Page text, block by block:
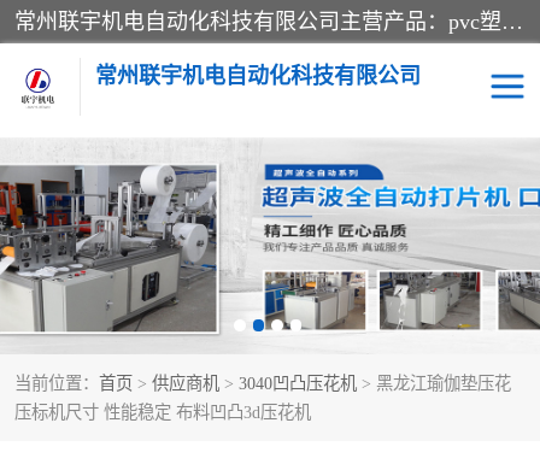
常州联宇机电自动化科技有限公司主营产品：pvc塑料焊机、高频热合机、软膜天花压边机、服装布料凹凸压花机、布料3d压印设备、服装植胶设备、超声波布料花边机、无纺布热合机、全自动压花机。
常州联宇机电自动化科技有限公司
当前位置： 首页 > 供应商机 > 3040凹凸压花机 > 黑龙江瑜伽垫压花
压标机尺寸 性能稳定 布料凹凸3d压花机
压花定型机以及压花模具 超声波热合机
高频热合机 超声波花边机
超声波复合压花机 凹凸压花机压标机
3040凹凸压花机 双头服装凹凸压花机